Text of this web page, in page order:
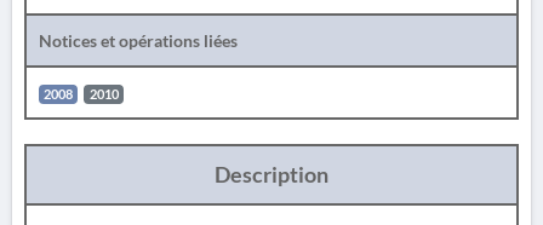
Notices et opérations liées
2008 2010
Description